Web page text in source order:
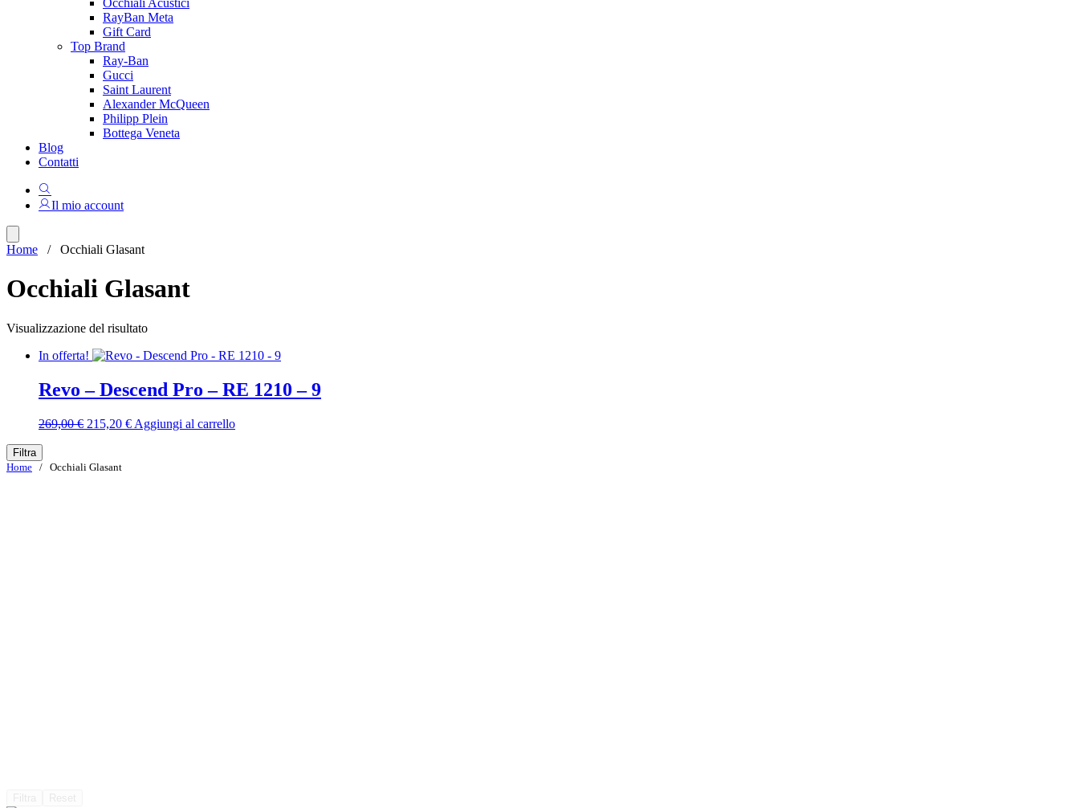
Occhiali Acustici
RayBan Meta
Gift Card
Top Brand
Ray-Ban
Gucci
Saint Laurent
Alexander McQueen
Philipp Plein
Bottega Veneta
Blog
Contatti
Il mio account
Home / Occhiali Glasant
Occhiali Glasant
Visualizzazione del risultato
In offerta!
Revo – Descend Pro – RE 1210 – 9
269,00€ Il
era:
215,20 €IlAggiungi al carrello
Filtra
Home / Occhiali Glasant